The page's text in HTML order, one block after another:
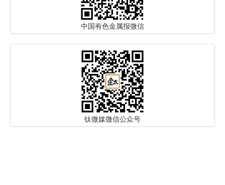
中国有色金属报微信
钛微媒微信公众号